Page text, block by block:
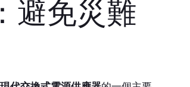
避免災難